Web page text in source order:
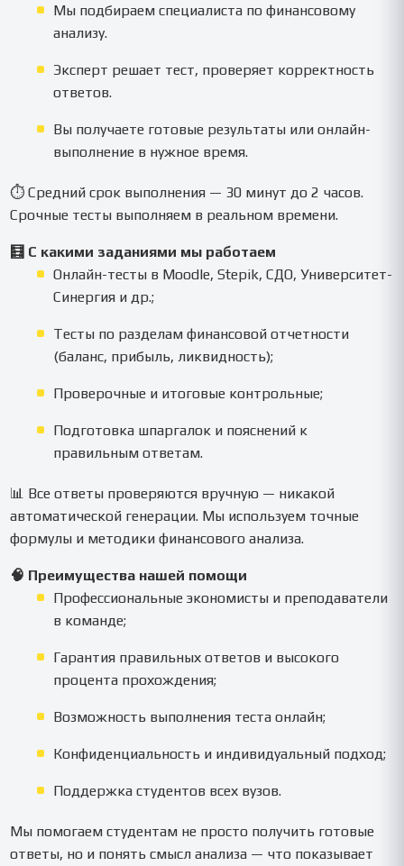
Мы подбираем специалиста по финансовому
анализу.
Эксперт решает тест, проверяет корректность
ответов.
Вы получаете готовые результаты или онлайн-
выполнение в нужное время.
⏱ Средний срок выполнения — 30 минут до 2 часов.
Срочные тесты выполняем в реальном времени.
🧮 С какими заданиями мы работаем
Онлайн-тесты в Moodle, Stepik, СДО, Университет-
Синергия и др.;
Тесты по разделам финансовой отчетности
(баланс, прибыль, ликвидность);
Проверочные и итоговые контрольные;
Подготовка шпаргалок и пояснений к
правильным ответам.
📊 Все ответы проверяются вручную — никакой
автоматической генерации. Мы используем точные
формулы и методики финансового анализа.
🧠 Преимущества нашей помощи
Профессиональные экономисты и преподаватели
в команде;
Гарантия правильных ответов и высокого
процента прохождения;
Возможность выполнения теста онлайн;
Конфиденциальность и индивидуальный подход;
Поддержка студентов всех вузов.
Мы помогаем студентам не просто получить готовые
ответы, но и понять смысл анализа — что показывает